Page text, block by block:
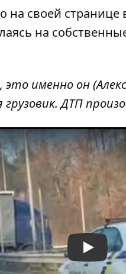
на своей
на
именно он
ДТП
Play